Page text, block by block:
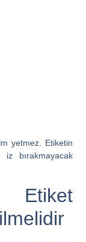
yetmez. Etiketin
bırakmayacak
Etiket